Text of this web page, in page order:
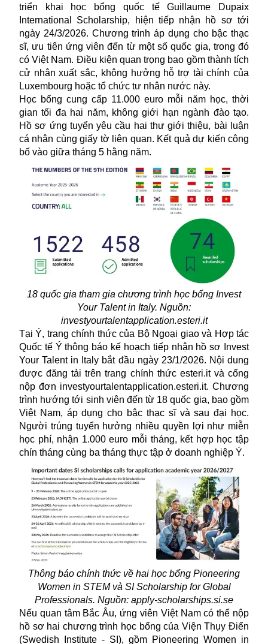
triển khai học bổng quốc tế Guillaume Dupaix
International Scholarship, hiện tiếp nhận hồ sơ tới
ngày 24/3/2026. Chương trình áp dụng cho bậc thạc
sĩ, ưu tiên ứng viên đến từ một số quốc gia, trong đó
có Việt Nam. Điều kiện quan trọng bao gồm thành tích
cử nhân xuất sắc, không hưởng hỗ trợ tài chính của
Luxembourg hoặc tổ chức tư nhân nước này.
Học bổng cung cấp 11.000 euro mỗi năm học, thời
gian tối đa hai năm, không giới hạn ngành đào tạo.
Hồ sơ ứng tuyển yêu cầu hai thư giới thiệu, bài luận
cá nhân cùng giấy tờ liên quan. Kết quả dự kiến công
bố vào giữa tháng 5 hằng năm.
18 quốc gia tham gia chương trình học bổng Invest
Your Talent in Italy. Nguồn:
investyourtalentapplication.esteri.it
Tại Ý, trang chính thức của Bộ Ngoại giao và Hợp tác
Quốc tế Ý thông báo kế hoạch tiếp nhận hồ sơ Invest
Your Talent in Italy bắt đầu ngày 23/1/2026. Nội dung
được đăng tải trên trang chính thức esteri.it và cổng
nộp đơn investyourtalentapplication.esteri.it. Chương
trình hướng tới sinh viên đến từ 18 quốc gia, bao gồm
Việt Nam, áp dụng cho bậc thạc sĩ và sau đại học.
Người trúng tuyển hưởng nhiều quyền lợi như miễn
học phí, nhận 1.000 euro mỗi tháng, kết hợp học tập
chín tháng cùng ba tháng thực tập ở doanh nghiệp Ý.
Thông báo chính thức về hai học bổng Pioneering
Women in STEM và SI Scholarship for Global
Professionals. Nguồn: apply-scholarships.si.se
Nếu quan tâm Bắc Âu, ứng viên Việt Nam có thể nộp
hồ sơ hai chương trình học bổng của Viện Thụy Điển
(Swedish Institute - SI), gồm Pioneering Women in